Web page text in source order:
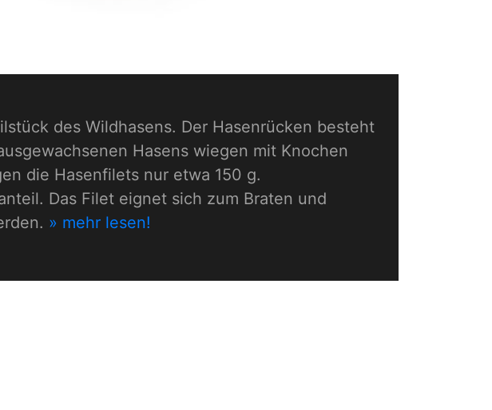
des Wildhasens. Der Hasenrücken besteht
Hasens wiegen mit Knochen
die Hasenfilets nur etwa 150 g.
Das Filet eignet sich zum Braten und
» mehr lesen!